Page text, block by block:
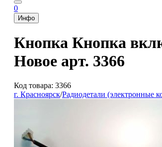
0
Инфо
Кнопка Кнопка
Новое арт. 3366
Код товара: 3366
г. Красноярск/Радиодетали (электронные